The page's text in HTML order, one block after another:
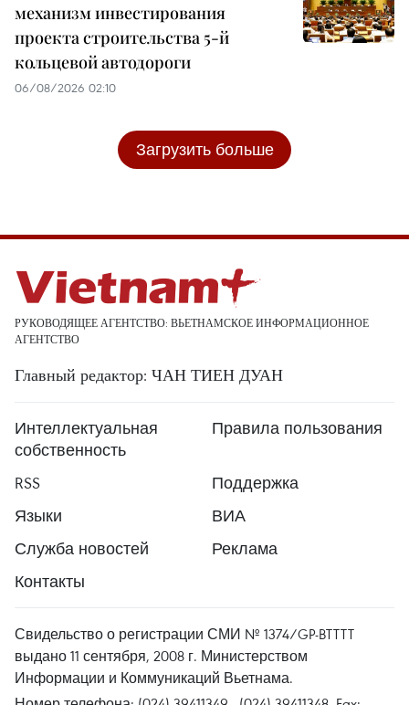
механизм инвестирования
проекта строительства 5-й
кольцевой автодороги
06/08/2026 02:10
Загрузить больше
РУКОВОДЯЩЕЕ АГЕНТСТВО: ВЬЕТНАМСКОЕ ИНФОРМАЦИОННОЕ
АГЕНТСТВО
Главный редактор: ЧАН ТИЕН ДУАН
Интеллектуальная
собственность
Правила пользования
RSS
Поддержка
Языки
ВИА
Служба новостей
Реклама
Контакты
Свидельство о регистрации СМИ № 1374/GP-BTTTT
выдано 11 сентября, 2008 г. Министерством
Информации и Коммуникаций Вьетнама.